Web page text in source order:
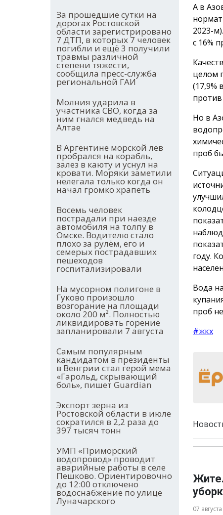
За прошедшие сутки на
дорогах Ростовской
области зарегистрировано
7 ДТП, в которых 7 человек
погибли и ещё 3 получили
травмы различной
степени тяжести,
сообщила пресс-служба
региональной ГАИ
Молния ударила в
участника СВО, когда за
ним гнался медведь на
Алтае
В Аргентине морской лев
пробрался на корабль,
залез в каюту и уснул на
кровати. Моряки заметили
нелегала только когда он
начал громко храпеть
Восемь человек
пострадали при наезде
автомобиля на толпу в
Омске. Водителю стало
плохо за рулём, его и
семерых пострадавших
пешеходов
госпитализировали
На мусорном полигоне в
Гуково произошло
возгорание на площади
около 200 м². Полностью
ликвидировать горение
запланировали 7 августа
Самым популярным
кандидатом в президенты
в Венгрии стал герой мема
«Гарольд, скрывающий
боль», пишет Guardian
Экспорт зерна из
Ростовской области в июле
сократился в 2,2 раза до
397 тысяч тонн
УМП «Приморский
водопровод» проводит
аварийные работы в селе
Пешково. Ориентировочно
до 12:00 отключено
водоснабжение по улице
Луначарского
А в
2023-
с 16%
целом
(17,9%
против
Но в
проб
году.
Вода
проб
#жкх
07